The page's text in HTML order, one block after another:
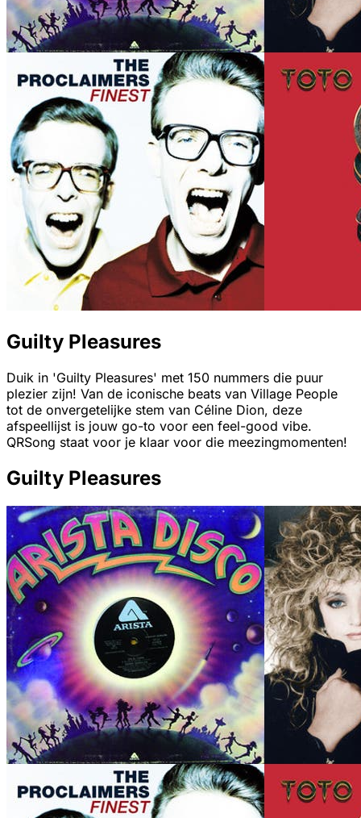
Guilty Pleasures
Duik in 'Guilty Pleasures' met 150 nummers die puur
plezier zijn! Van de iconische beats van Village People
tot de onvergetelijke stem van Céline Dion, deze
afspeellijst is jouw go-to voor een feel-good vibe.
QRSong staat voor je klaar voor die meezingmomenten!
Guilty Pleasures